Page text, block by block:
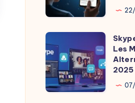
Polémique
Sur
Les
Abonnements
Non
Consentis
Skype
Disparaît
:
Les
Meilleures
Les
2025